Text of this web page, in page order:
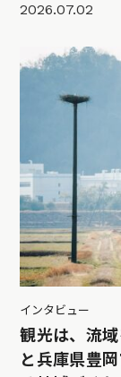
2026.07.02
インタビュー
観光は、流
と兵庫県豊